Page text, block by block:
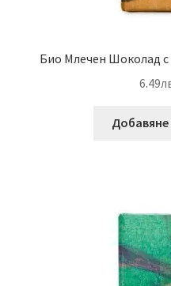
Био Млечен Шоколад с
6.49
Добавяне